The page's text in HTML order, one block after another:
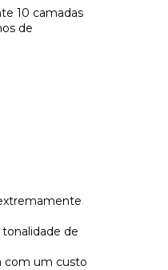
10 camadas
de
de
com um custo